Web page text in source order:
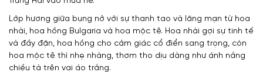
Lớp hương giữa bung nở với sự thanh tao và lãng mạn từ hoa
nhài, hoa hồng Bulgaria và hoa mộc tê. Hoa nhài gợi sự tinh tế
và đầy đặn, hoa hồng cho cảm giác cổ điển sang trọng, còn
hoa mộc tê thì nhẹ nhàng, thơm tho dịu dàng như ánh nắng
chiều tà trên vai áo trắng.